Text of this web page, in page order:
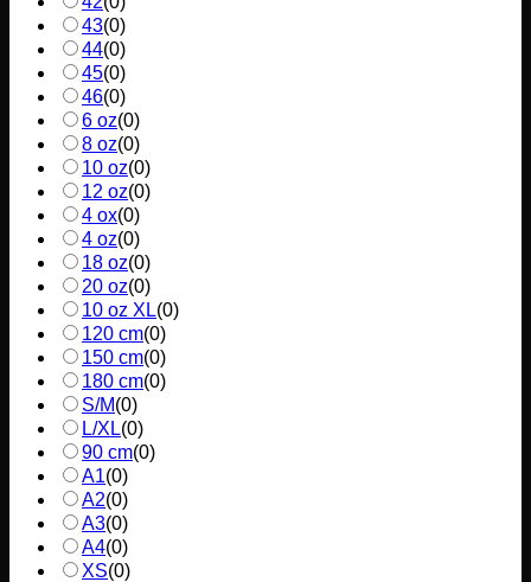
43(0)
44(0)
45(0)
46(0)
6 oz(0)
8 oz(0)
10 oz(0)
12 oz(0)
4 ox(0)
4 oz(0)
18 oz(0)
20 oz(0)
10 oz XL(0)
120 cm(0)
150 cm(0)
180 cm(0)
S/M(0)
L/XL(0)
90 cm(0)
A1(0)
A2(0)
A3(0)
A4(0)
XS(0)